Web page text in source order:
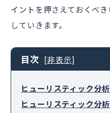
イントを押さえておくべ
していきます。
目次 [非表示]
ヒューリスティック分
ヒューリスティック分